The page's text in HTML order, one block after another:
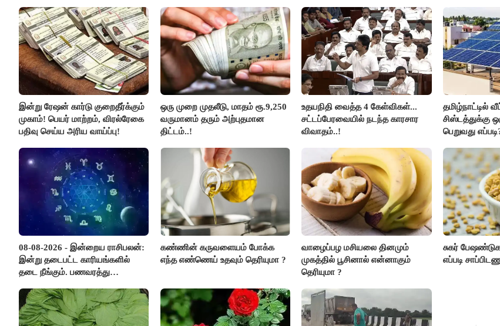
ரஜினிகாந்த்..!
பதிலடி!
இன்று ரேஷன் கார்டு குறைதீர்க்கும்
முகாம்! பெயர் மாற்றம், விரல்ரேகை
பதிவு செய்ய அரிய வாய்ப்பு!
ஒரு முறை முதலீடு, மாதம் ரூ.9,250
வருமானம் தரும் அற்புதமான
திட்டம்..!
உதயநிதி வைத்த 4 கேள்விகள்...
சட்டப்பேரவையில் நடந்த காரசார
விவாதம்..!
தமிழ்நாட்டில்
சிஸ்டத்துக்கு
பெறுவது
08-08-2026 - இன்றைய ராசிபலன்:
இன்று தடைபட்ட காரியங்களில்
தடை நீங்கும். பணவரத்து
எண்ணம் அதிகரிக்கும்..!
கண்ணின் கருவளையம் போக்க
எந்த எண்ணெய் உதவும் தெரியுமா ?
வாழைப்பழ மசியலை தினமும்
முகத்தில் பூசினால் என்னாகும்
தெரியுமா ?
சுகர்
எப்படி